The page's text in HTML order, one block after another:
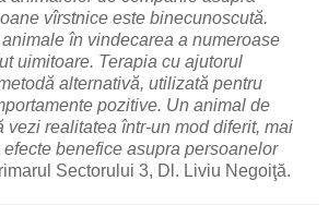
vîrstnice este binecunoscută.
în vindecarea a numeroase
uimitoare. Terapia cu ajutorul
alternativă, utilizată pentru
pozitive. Un animal de
vezi realitatea într-un mod diferit, mai
benefice asupra persoanelor
Sectorului 3, Dl. Liviu Negoiţă.